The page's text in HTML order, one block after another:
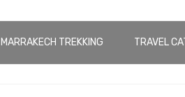
MARRAKECH TREKKING TRAVEL